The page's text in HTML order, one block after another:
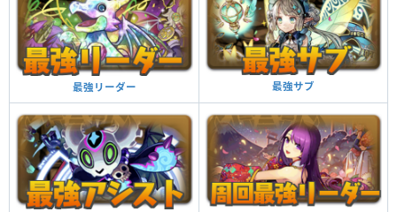
最強リーダー 最強サブ